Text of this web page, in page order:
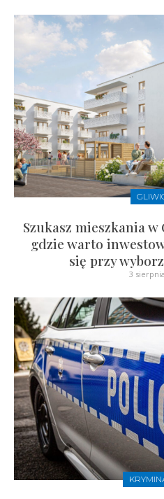
Szukasz mieszkania
gdzie warto
się przy
3